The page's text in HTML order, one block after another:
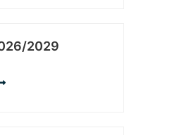
2029